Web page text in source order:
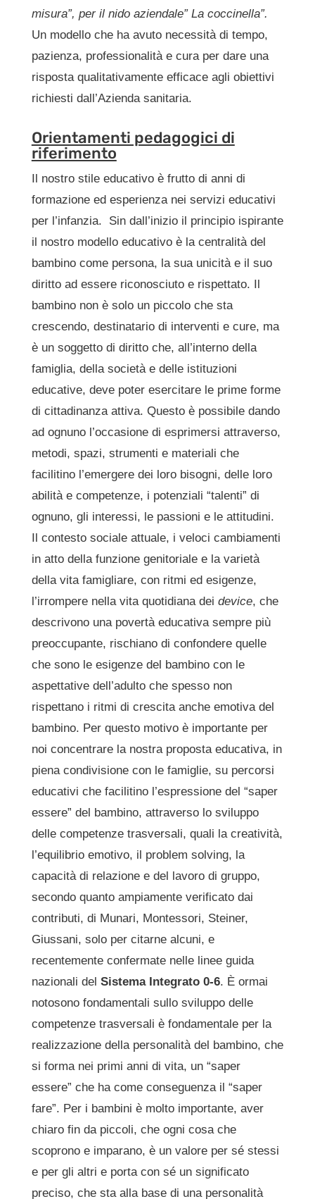
misura”, per il nido aziendale” La coccinella”.
Un modello che ha avuto necessità di tempo,
pazienza, professionalità e cura per dare una
risposta qualitativamente efficace agli obiettivi
richiesti dall’Azienda sanitaria.
Orientamenti pedagogici di
riferimento
Il nostro stile educativo è frutto di anni di
formazione ed esperienza nei servizi educativi
per l’infanzia. Sin dall’inizio il principio ispirante
il nostro modello educativo è la centralità del
bambino come persona, la sua unicità e il suo
diritto ad essere riconosciuto e rispettato. Il
bambino non è solo un piccolo che sta
crescendo, destinatario di interventi e cure, ma
è un soggetto di diritto che, all’interno della
famiglia, della società e delle istituzioni
educative, deve poter esercitare le prime forme
di cittadinanza attiva. Questo è possibile dando
ad ognuno l’occasione di esprimersi attraverso,
metodi, spazi, strumenti e materiali che
facilitino l’emergere dei loro bisogni, delle loro
abilità e competenze, i potenziali “talenti” di
ognuno, gli interessi, le passioni e le attitudini.
Il contesto sociale attuale, i veloci cambiamenti
in atto della funzione genitoriale e la varietà
della vita famigliare, con ritmi ed esigenze,
l’irrompere nella vita quotidiana dei device, che
descrivono una povertà educativa sempre più
preoccupante, rischiano di confondere quelle
che sono le esigenze del bambino con le
aspettative dell’adulto che spesso non
rispettano i ritmi di crescita anche emotiva del
bambino. Per questo motivo è importante per
noi concentrare la nostra proposta educativa, in
piena condivisione con le famiglie, su percorsi
educativi che facilitino l’espressione del “saper
essere” del bambino, attraverso lo sviluppo
delle competenze trasversali, quali la creatività,
l’equilibrio emotivo, il problem solving, la
capacità di relazione e del lavoro di gruppo,
secondo quanto ampiamente verificato dai
contributi, di Munari, Montessori, Steiner,
Giussani, solo per citarne alcuni, e
recentemente confermate nelle linee guida
nazionali del Sistema Integrato 0-6. È ormai
notosono fondamentali sullo sviluppo delle
competenze trasversali è fondamentale per la
realizzazione della personalità del bambino, che
si forma nei primi anni di vita, un “saper
essere” che ha come conseguenza il “saper
fare”. Per i bambini è molto importante, aver
chiaro fin da piccoli, che ogni cosa che
scoprono e imparano, è un valore per sé stessi
e per gli altri e porta con sé un significato
preciso, che sta alla base di una personalità